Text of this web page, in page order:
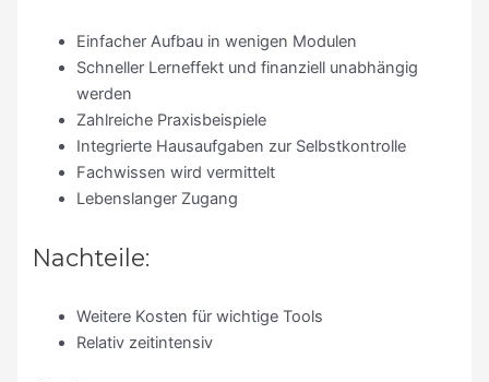
Einfacher Aufbau in wenigen Modulen
Schneller Lerneffekt und finanziell unabhängig
werden
Zahlreiche Praxisbeispiele
Integrierte Hausaufgaben zur Selbstkontrolle
Fachwissen wird vermittelt
Lebenslanger Zugang
Nachteile:
Weitere Kosten für wichtige Tools
Relativ zeitintensiv